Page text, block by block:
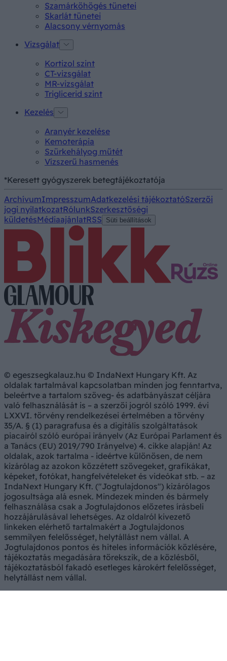
Szamárköhögés tünetei
Skarlát tünetei
Alacsony vérnyomás
Vizsgálat
Kortizol szint
CT-vizsgálat
MR-vizsgálat
Triglicerid szint
Kezelés
Aranyér kezelése
Kemoterápia
Szürkehályog műtét
Vízszerű hasmenés
*Keresett gyógyszerek betegtájékoztatója
ArchívumImpresszumAdatkezelési tájékoztatóSzerzői
jogi nyilatkozatRólunkSzerkesztőségi
küldetésMédiaajánlatRSS Süti beállítások
© egeszsegkalauz.hu © IndaNext Hungary Kft. Az
oldalak tartalmával kapcsolatban minden jog fenntartva,
beleértve a tartalom szöveg- és adatbányászat céljára
való felhasználását is – a szerzői jogról szóló 1999. évi
LXXVI. törvény rendelkezései értelmében a törvény
35/A. § (1) paragrafusa és a digitális szolgáltatások
piacairól szóló európai irányelv (Az Európai Parlament és
a Tanács (EU) 2019/790 Irányelve) 4. cikke alapján! Az
oldalak, azok tartalma - ideértve különösen, de nem
kizárólag az azokon közzétett szövegeket, grafikákat,
képeket, fotókat, hangfelvételeket és videókat stb. – az
IndaNext Hungary Kft. ("Jogtulajdonos") kizárólagos
jogosultsága alá esnek. Mindezek minden és bármely
felhasználása csak a Jogtulajdonos előzetes írásbeli
hozzájárulásával lehetséges. Az oldalról kivezető
linkeken elérhető tartalmakért a Jogtulajdonos
semmilyen felelősséget, helytállást nem vállal. A
Jogtulajdonos pontos és hiteles információk közlésére,
tájékoztatás megadására törekszik, de a közlésből,
tájékoztatásból fakadó esetleges károkért felelősséget,
helytállást nem vállal.